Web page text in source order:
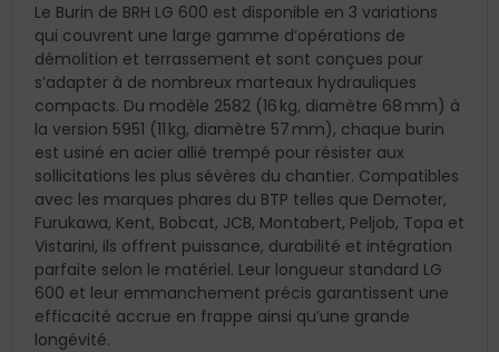
Le Burin de BRH LG 600 est disponible en 3 variations
qui couvrent une large gamme d’opérations de
démolition et terrassement et sont conçues pour
s’adapter à de nombreux marteaux hydrauliques
compacts. Du modèle 2582 (16 kg, diamètre 68 mm) à
la version 5951 (11 kg, diamètre 57 mm), chaque burin
est usiné en acier allié trempé pour résister aux
sollicitations les plus sévères du chantier. Compatibles
avec les marques phares du BTP telles que Demoter,
Furukawa, Kent, Bobcat, JCB, Montabert, Peljob, Topa et
Vistarini, ils offrent puissance, durabilité et intégration
parfaite selon le matériel. Leur longueur standard LG
600 et leur emmanchement précis garantissent une
efficacité accrue en frappe ainsi qu’une grande
longévité.